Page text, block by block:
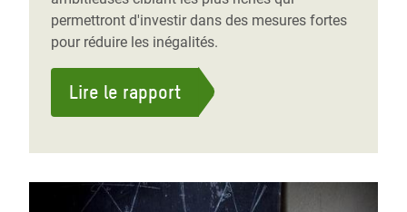
permettront d'investir dans des mesures fortes
pour réduire les inégalités.
Lire le rapport